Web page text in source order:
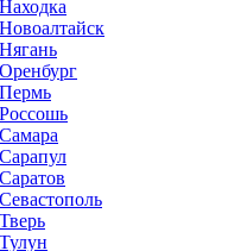
Находка
Новоалтайск
Нягань
Оренбург
Пермь
Россошь
Самара
Сарапул
Саратов
Севастополь
Тверь
Тулун